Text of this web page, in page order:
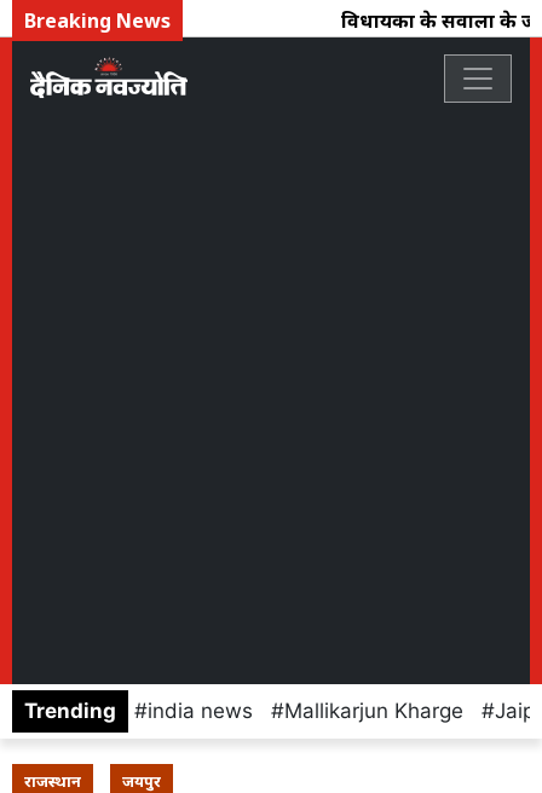
Breaking News विधायकों के सवालों के
Trending india news Mallikarjun Kharge
राजस्थान जयपुर